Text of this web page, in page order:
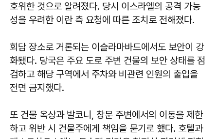
호위한 것으로 알려졌다. 당시 이스라엘의 공격 가능
성을 우려한 이란 측 요청에 따른 조치로 전해졌다.
회담 장소로 거론되는 이슬라마바드에서도 보안이 강
화됐다. 당국은 주요 도로 주변 건물의 보안 상태를 점
검하고 해당 구역에서 주차와 비관련 인원의 출입을
전면 금지했다.
또 건물 옥상과 발코니, 창문 주변에서의 이동을 제한
하고 위반 시 건물주에게 책임을 묻기로 했다. 호텔과